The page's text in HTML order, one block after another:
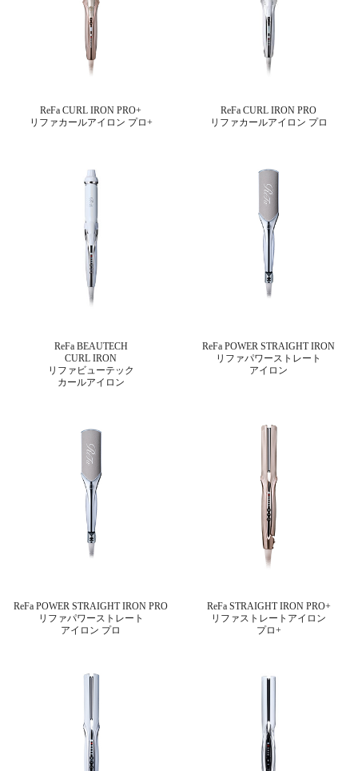
ReFa CURL IRON PRO+
リファカールアイロン プロ+
ReFa CURL IRON PRO
リファカールアイロン プロ
ReFa BEAUTECH
CURL IRON
リファビューテック
カールアイロン
ReFa POWER STRAIGHT IRON
リファパワーストレート
アイロン
ReFa POWER STRAIGHT IRON PRO
リファパワーストレート
アイロン プロ
ReFa STRAIGHT IRON PRO+
リファストレートアイロン
プロ+